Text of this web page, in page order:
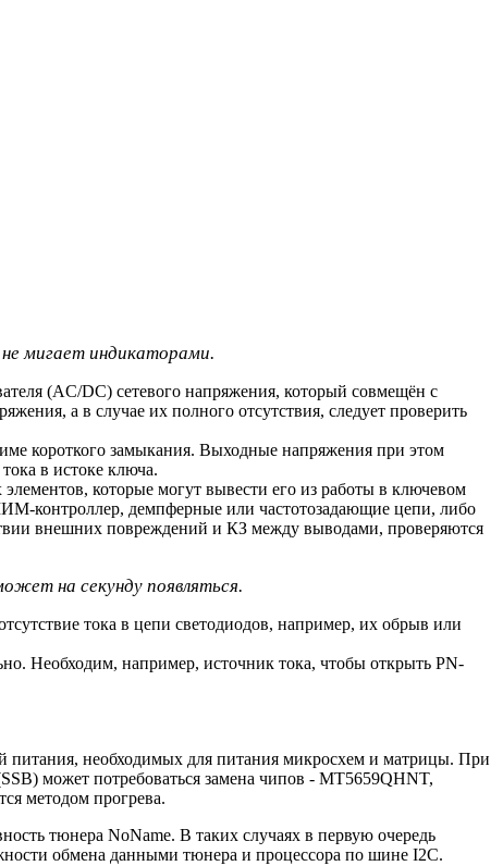
не мигает индикаторами.
(AC/DC) сетевого напряжения, который совмещён с
а в случае их полного отсутствия, следует проверить
короткого замыкания. Выходные напряжения при этом
в истоке ключа.
которые могут вывести его из работы в ключевом
контроллер, демпферные или частотозадающие цепи, либо
внешних повреждений и КЗ между выводами, проверяются
на секунду появляться.
тока в цепи светодиодов, например, их обрыв или
Необходим, например, источник тока, чтобы открыть PN-
питания, необходимых для питания микросхем и матрицы. При
может потребоваться замена чипов - MT5659QHNT,
методом прогрева.
тюнера NoName. В таких случаях в первую очередь
обмена данными тюнера и процессора по шине I2C.